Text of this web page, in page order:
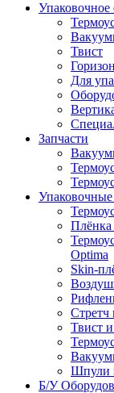
Упаковочное
Твист
Для
Запчасти
Плёнка
Optima
Skin-
Стретч
Твист
Шпули
Б/У